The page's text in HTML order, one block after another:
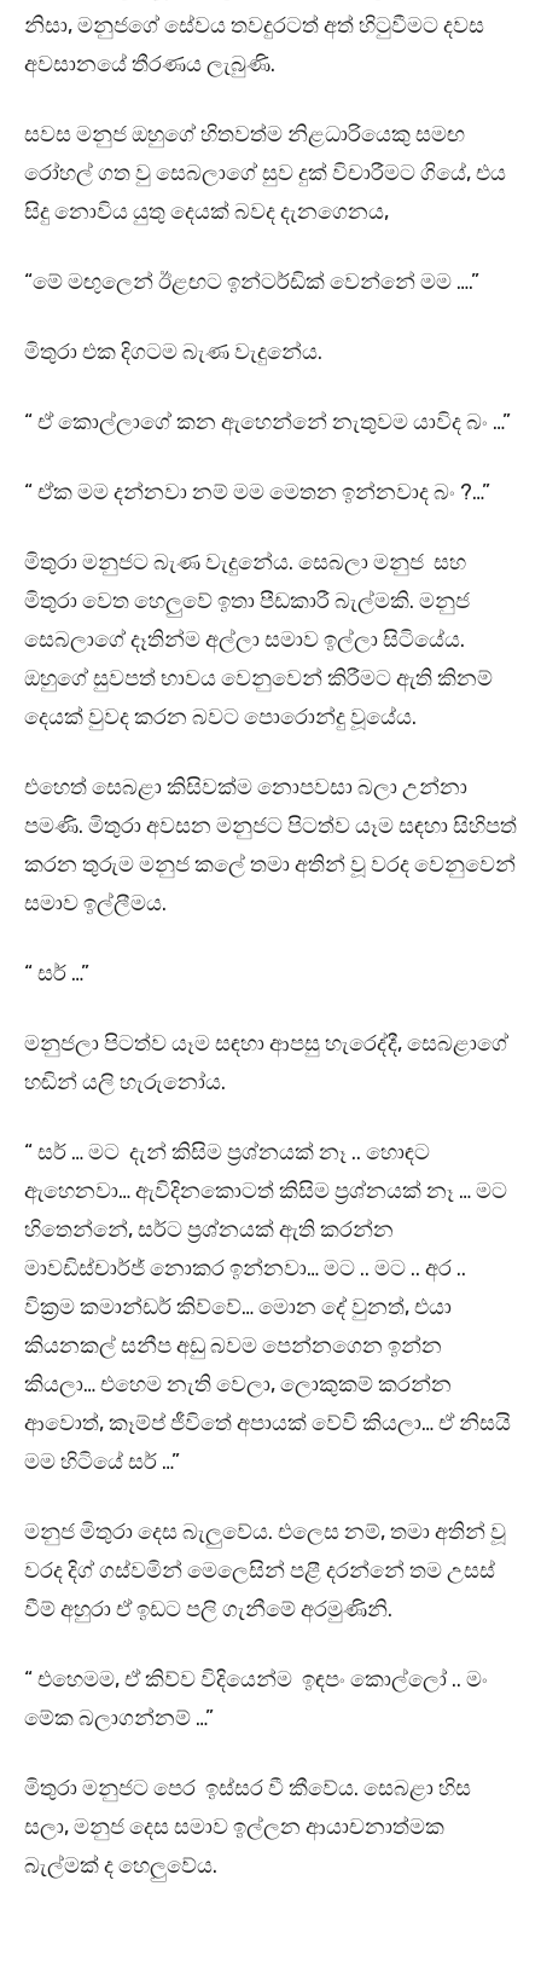
නිසා, මනුජගේ සේවය තවදුරටත් අත් හිටුවීමට දවස
අවසානයේ තීරණය ලැබුණි.
සවස මනුජ ඔහුගේ හිතවත්ම නිළධාරියෙකු සමඟ
රෝහල් ගත වු සෙබලාගේ සුව දුක් විචාරීමට ගියේ, එය
සිදු නොවිය යුතු දෙයක් බවද දැනගෙනය,
“මේ මඟුලෙන් ඊළඟට ඉන්ටර්ඩික් වෙන්නේ මම ….”
මිතුරා එක දිගටම බැණ වැදුනේය.
“ ඒ කොල්ලාගේ කන ඇහෙන්නේ නැතුවම යාවිද බං …”
“ ඒක මම දන්නවා නම් මම මෙතන ඉන්නවාද බං ?…”
මිතුරා මනුජට බැණ වැදුනේය. සෙබලා මනුජ සහ
මිතුරා වෙත හෙලුවේ ඉතා පීඩකාරී බැල්මකි. මනුජ
සෙබලාගේ දෑතින්ම අල්ලා සමාව ඉල්ලා සිටියේය.
ඔහුගේ සුවපත් භාවය වෙනුවෙන් කිරීමට ඇති කිනම්
දෙයක් වුවද කරන බවට පොරොන්දු වූයේය.
එහෙත් සෙබළා කිසිවක්ම නොපවසා බලා උන්නා
පමණි. මිතුරා අවසන මනුජට පිටත්ව යෑම සඳහා සිහිපත්
කරන තුරුම මනුජ කලේ තමා අතින් වූ වරද වෙනුවෙන්
සමාව ඉල්ලීමය.
“ සර් …”
මනුජලා පිටත්ව යෑම සඳහා ආපසු හැරෙද්දී, සෙබළාගේ
හඬින් යලි හැරුනෝය.
“ සර් … මට දැන් කිසිම ප්‍රශ්නයක් නෑ .. හොඳට
ඇහෙනවා… ඇවිදිනකොටත් කිසිම ප්‍රශ්නයක් නෑ … මට
හිතෙන්නේ, සර්ට ප්‍රශ්නයක් ඇති කරන්න
මාවඩිස්චාර්ජ් නොකර ඉන්නවා… මට .. මට .. අර ..
වික්‍රම කමාන්ඩර් කිව්වේ… මොන දේ වුනත්, එයා
කියනකල් සනීප අඩු බවම පෙන්නගෙන ඉන්න
කියලා… එහෙම නැති වෙලා, ලොකුකම් කරන්න
ආවොත්, කෑම්ප් ජීවිතේ අපායක් වේවි කියලා… ඒ නිසයි
මම හිටියේ සර් …”
මනුජ මිතුරා දෙස බැලුවේය. එලෙස නම්, තමා අතින් වූ
වරද දිග් ගස්වමින් මෙලෙසින් පළී දරන්නේ තම උසස්
වීම් අහුරා ඒ ඉඩට පලි ගැනීමේ අරමුණිනි.
“ එහෙමම, ඒ කිව්ව විදියෙන්ම ඉඳපං කොල්ලෝ .. මං
මේක බලාගන්නම් …”
මිතුරා මනුජට පෙර ඉස්සර වී කීවේය. සෙබළා හිස
සලා, මනුජ දෙස සමාව ඉල්ලන ආයාචනාත්මක
බැල්මක් ද හෙලුවේය.